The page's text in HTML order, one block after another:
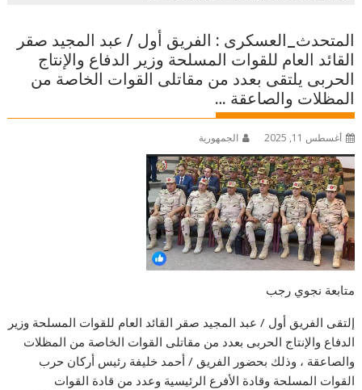
المتحدث_العسكرى : الفريق أول / عبد المجيد صقر
القائد العام للقوات المسلحة وزير الدفاع والإنتاج
الحربى يلتقى بعدد من مقاتلى القوات الخاصة من
المظلات والصاعقة …
أغسطس 11, 2025 الجمهورية
متابعة نجوي رجب
إلتقى الفريق أول / عبد المجيد صقر القائد العام للقوات المسلحة وزير
الدفاع والإنتاج الحربى بعدد من مقاتلى القوات الخاصة من المظلات
والصاعقة ، وذلك بحضور الفريق / أحمد خليفة رئيس أركان حرب
القوات المسلحة وقادة الأفرع الرئيسية وعدد من قادة القوات